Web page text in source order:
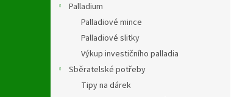
Palladium
Palladiové mince
Palladiové slitky
Výkup investičního palladia
Sběratelské potřeby
Tipy na dárek